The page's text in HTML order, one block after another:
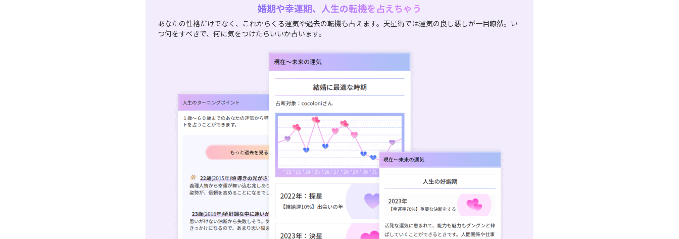
婚期や幸運期、人生の転機を占えちゃう
あなたの性格だけでなく、これからくる運気や過去の転機も占えます。天星術では運気の良し悪しが一目瞭然。い
つ何をすべきで、何に気をつけたらいいか占います。